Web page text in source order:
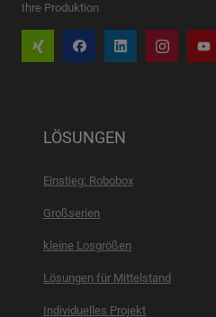
Ihre Produktion
LÖSUNGEN
Einstieg: Robobox
Großserien
kleine Losgrößen
Lösungen für Mittelstand
Individuelles Projekt